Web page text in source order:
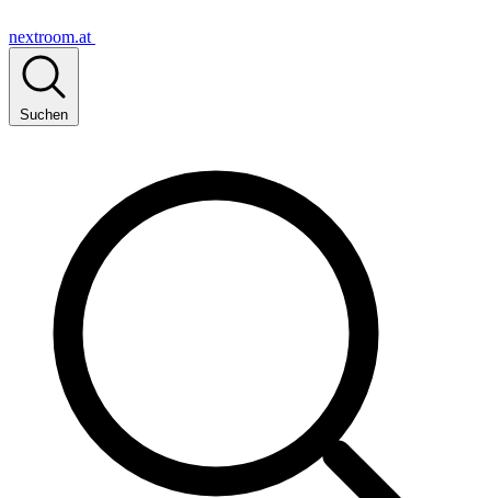
nextroom.at
Suchen